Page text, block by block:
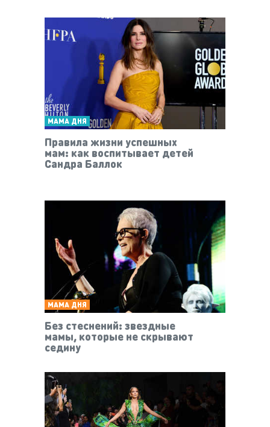
МАМА ДНЯ
Правила жизни успешных
мам: как воспитывает детей
Сандра Баллок
МАМА ДНЯ
Без стеснений: звездные
мамы, которые не скрывают
седину